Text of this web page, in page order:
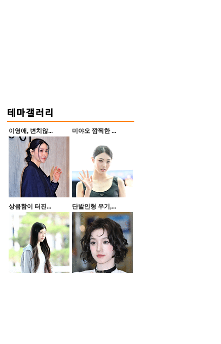
이영애, 변치않... 미야오 깜찍한 ...
상큼함이 터진... 단발인형 우기,...